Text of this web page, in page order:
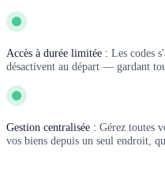
Accès à durée limitée : Les codes
désactivent au départ — gardant
Gestion centralisée : Gérez toutes
vos biens depuis un seul endroit,